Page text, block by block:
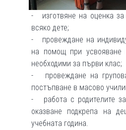
- изготвяне на оценка за
всяко дете;
- провеждане на
на помощ при усвояване
необходими за първи клас;
- провеждане на
постъпване в масово
- работа с родителите
оказване подкрепа на
учебната година.